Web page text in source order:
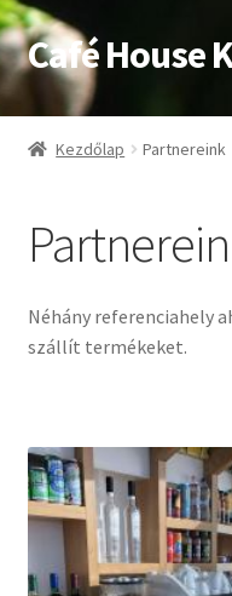
Ugrás
a
navigációhoz
Kilépés
a
tartalomba
Café House
Bemutatkozás
Partnereink
Kapcsolat
Kezdőlap Partnereink
Néhány referenciahely
szállít termékeket.